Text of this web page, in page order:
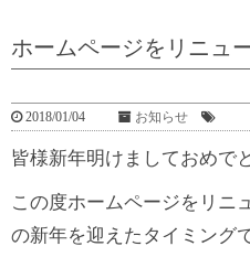
ホームページをリニュ
2018/01/04 お知らせ
皆様新年明けましておめで
この度ホームページをリニ
の新年を迎えたタイミング